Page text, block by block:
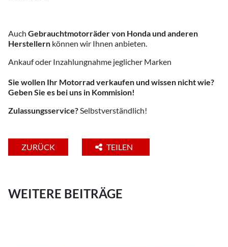
Auch Gebrauchtmotorräder von Honda und anderen
Herstellern können wir Ihnen anbieten.
Ankauf oder Inzahlungnahme jeglicher Marken
Sie wollen Ihr Motorrad verkaufen und wissen nicht wie?
Geben Sie es bei uns in Kommision!
Zulassungsservice? Selbstverständlich!
ZURÜCK TEILEN
WEITERE BEITRÄGE